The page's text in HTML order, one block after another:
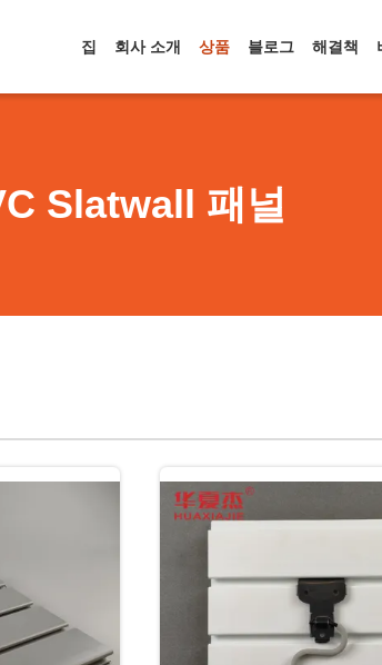
집 회사 소개 상품 블로그 해결책
Slatwall 패널